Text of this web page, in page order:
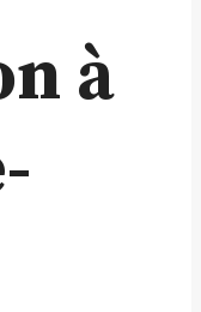
à